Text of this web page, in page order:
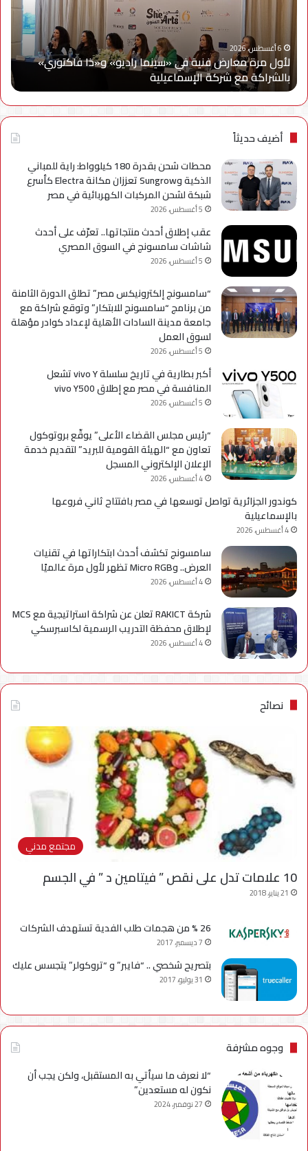
في
«سينما
راديو»
و«ذا
فاكتوري»
بالشراكة
مع
شركة
الإسماعيلية
6 أغسطس، 2026
لأول مرة معارض فنية في «سينما راديو» و«ذا فاكتوري»
بالشراكة مع شركة الإسماعيلية
مع
Cy
في
A
أضيف حديثاً
محطات شحن بقدرة 180 كيلوواط: راية للمباني
الذكية وSungrow تعززان مكانة Electra كأسرع
شبكة لشحن المركبات الكهربائية في مصر
5 أغسطس، 2026
عقب إطلاق أحدث منتجاتها.. تعرّف على أحدث
شاشات سامسونج في السوق المصري
5 أغسطس، 2026
“سامسونج إلكترونيكس مصر” تطلق الدورة الثامنة
من برنامج “سامسونج للابتكار” وتوقع شراكة مع
جامعة مدينة السادات الأهلية لإعداد كوادر مؤهلة
لسوق العمل
5 أغسطس، 2026
أكبر بطارية في تاريخ سلسلة vivo Y تشعل
المنافسة في مصر مع إطلاق vivo Y500
5 أغسطس، 2026
“رئيس مجلس القضاء الأعلى” يوقّع بروتوكول
تعاون مع “الهيئة القومية للبريد” لتقديم خدمة
الإعلان الإلكتروني المسجل
4 أغسطس، 2026
كوندور الجزائرية تواصل توسعها في مصر بافتتاح ثاني فروعها
بالإسماعيلية
4 أغسطس، 2026
سامسونج تكشف أحدث ابتكاراتها في تقنيات
العرض.. وMicro RGB تظهر لأول مرة عالميًا
4 أغسطس، 2026
شركة RAKICT تعلن عن شراكة استراتيجية مع MCS
لإطلاق محفظة التدريب الرسمية لكاسبرسكي
4 أغسطس، 2026
نصائح
مجتمع مدني
10 علامات تدل على نقص ” فيتامين د ” في الجسم
21 يناير، 2018
26 % من هجمات طلب الفدية تستهدف الشركات
7 ديسمبر، 2017
بتصريح شخصي .. “فايبر” و “تروكولر” يتجسس عليك
31 يوليو، 2017
وجوه مشرفة
“لا نعرف ما سيأتي به المستقبل، ولكن يجب أن
نكون له مستعدين”
27 نوفمبر، 2024